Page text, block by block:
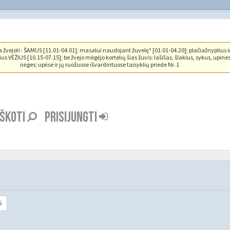
: ŠAMUS [11.01-04.01]; masalui naudojant žuvelę* [01.01-04.20]; plačiažnyplius
VĖŽIUS [10.15-07.15]; be žvejo mėgėjo kortelių šias žuvis: lašišas, šlakius, sykus, upines
nėges; upėse ir jų ruožuose išvardintuose taisyklių priede Nr. 1
PRISIJUNGTI